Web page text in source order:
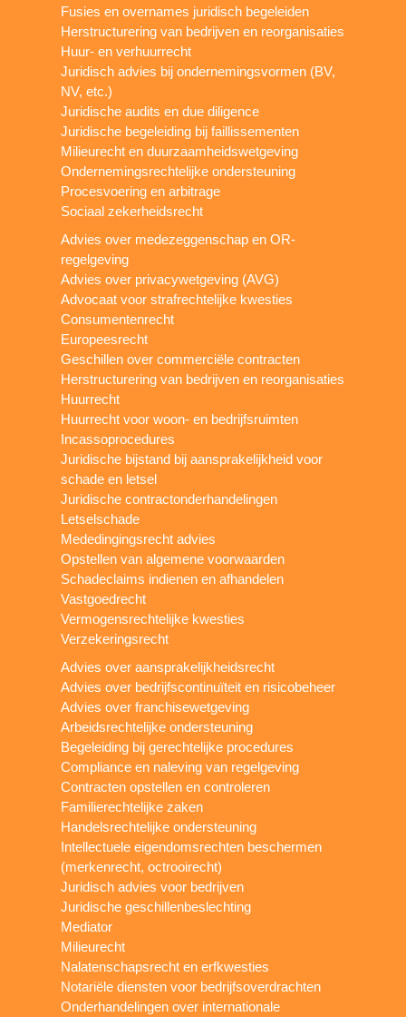
Fusies en overnames juridisch begeleiden
Herstructurering van bedrijven en reorganisaties
Huur- en verhuurrecht
Juridisch advies bij ondernemingsvormen (BV,
NV, etc.)
Juridische audits en due diligence
Juridische begeleiding bij faillissementen
Milieurecht en duurzaamheidswetgeving
Ondernemingsrechtelijke ondersteuning
Procesvoering en arbitrage
Sociaal zekerheidsrecht
Advies over medezeggenschap en OR-
regelgeving
Advies over privacywetgeving (AVG)
Advocaat voor strafrechtelijke kwesties
Consumentenrecht
Europeesrecht
Geschillen over commerciële contracten
Herstructurering van bedrijven en reorganisaties
Huurrecht
Huurrecht voor woon- en bedrijfsruimten
Incassoprocedures
Juridische bijstand bij aansprakelijkheid voor
schade en letsel
Juridische contractonderhandelingen
Letselschade
Mededingingsrecht advies
Opstellen van algemene voorwaarden
Schadeclaims indienen en afhandelen
Vastgoedrecht
Vermogensrechtelijke kwesties
Verzekeringsrecht
Advies over aansprakelijkheidsrecht
Advies over bedrijfscontinuïteit en risicobeheer
Advies over franchisewetgeving
Arbeidsrechtelijke ondersteuning
Begeleiding bij gerechtelijke procedures
Compliance en naleving van regelgeving
Contracten opstellen en controleren
Familierechtelijke zaken
Handelsrechtelijke ondersteuning
Intellectuele eigendomsrechten beschermen
(merkenrecht, octrooirecht)
Juridisch advies voor bedrijven
Juridische geschillenbeslechting
Mediator
Milieurecht
Nalatenschapsrecht en erfkwesties
Notariële diensten voor bedrijfsoverdrachten
Onderhandelingen over internationale